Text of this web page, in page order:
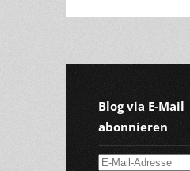
Blog via E-Mail
abonnieren
E-